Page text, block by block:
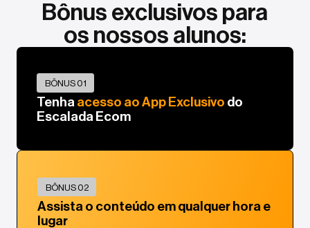
Bônus exclusivos para
os nossos alunos:
BÔNUS 01
Tenha acesso ao App Exclusivo do
Escalada Ecom
BÔNUS 02
Assista o conteúdo em qualquer hora e
lugar